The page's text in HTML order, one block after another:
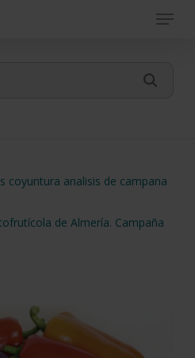
Menu
coyuntura analisis de campana
de Almería. Campaña